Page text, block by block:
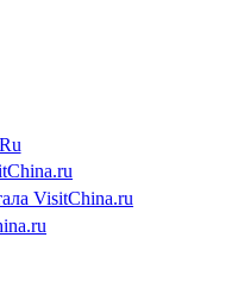
VisitChina.ru